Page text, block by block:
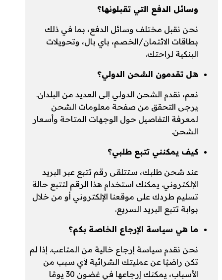
وسائل الدفع التي تقبلونها؟
نحن نقبل مختلف وسائل الدفع، بما في ذلك
بطاقات الائتمان/الخصم، باي بال، وتحويلات
البنكية لراحتك.
هل تقدمون الشحن الدولي؟
نعم، نقدم الشحن الدولي إلى العديد من البلدان.
يرجى التحقق من صفحة معلومات الشحن
لمعرفة التفاصيل حول الوجهات المتاحة وأسعار
الشحن.
كيف يمكنني تتبع طلبي؟
عند شحن طلبك، ستتلقى رقم تتبع عبر البريد
الإلكتروني. يمكنك استخدام هذا الرقم لتتبع حالة
تسليم طردك على موقعنا الإلكتروني أو من خلال
بوابة تتبع البريد السريع.
ما هي سياسة الإرجاع الخاصة بكم؟
نحن نقدم سياسة إرجاع خالية من المتاعب. إذا لم
تكن راضيًا عن عمليتك الشرائية لأي سبب من
الأسباب، يمكنك إرجاعها في غضون 30 يومًا